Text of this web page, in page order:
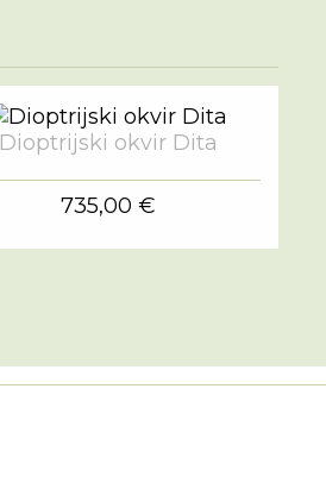
Dioptrijski okvir Dita
735,00 €